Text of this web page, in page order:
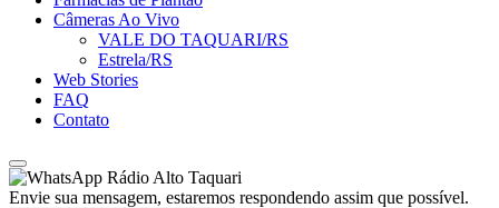
Câmeras Ao Vivo
VALE DO TAQUARI/RS
Estrela/RS
Web Stories
FAQ
Contato
Rádio Alto Taquari
Envie sua mensagem, estaremos respondendo assim que possível.